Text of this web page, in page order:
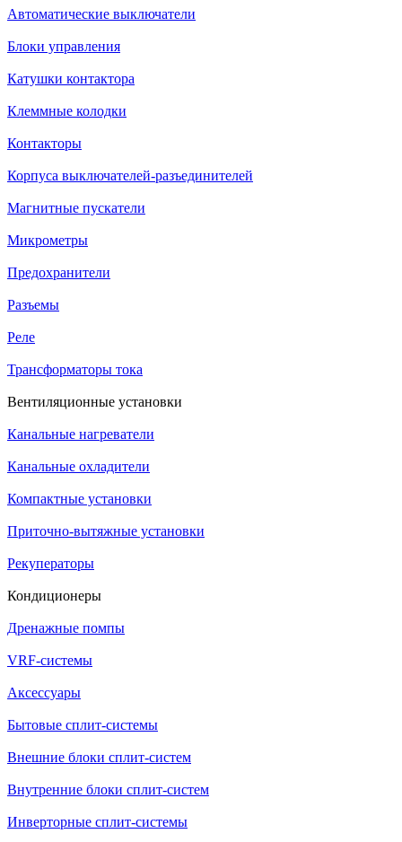
Автоматические выключатели
Блоки управления
Катушки контактора
Клеммные колодки
Контакторы
Корпуса выключателей-разъединителей
Магнитные пускатели
Микрометры
Предохранители
Разъемы
Реле
Трансформаторы тока
Вентиляционные установки
Канальные нагреватели
Канальные охладители
Компактные установки
Приточно-вытяжные установки
Рекуператоры
Кондиционеры
Дренажные помпы
VRF-системы
Аксессуары
Бытовые сплит-системы
Внешние блоки сплит-систем
Внутренние блоки сплит-систем
Инверторные сплит-системы